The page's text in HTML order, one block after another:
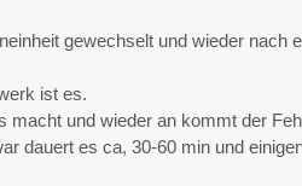
gewechselt und wieder nach
ist es.
macht und wieder an kommt der
dauert es ca, 30-60 min und